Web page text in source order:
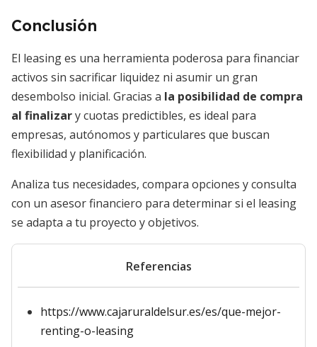
Conclusión
El leasing es una herramienta poderosa para financiar
activos sin sacrificar liquidez ni asumir un gran
desembolso inicial. Gracias a la posibilidad de compra
al finalizary cuotas predictibles, es ideal para
empresas, autónomos y particulares que buscan
flexibilidad y planificación.
Analiza tus necesidades, compara opciones y consulta
con un asesor financiero para determinar si el leasing
se adapta a tu proyecto y objetivos.
Referencias
https://www.cajaruraldelsur.es/es/que-mejor-
renting-o-leasing